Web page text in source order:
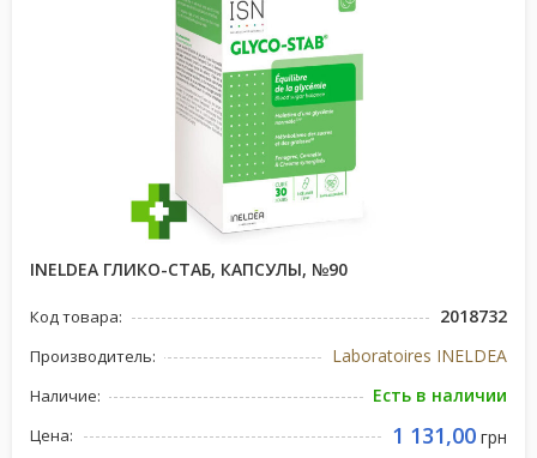
INELDEA ГЛИКО-СТАБ, КАПСУЛЫ, №90
Код товара: 2018732
Производитель: Laboratoires INELDEA
Наличие: Есть в наличии
Цена: 1 131,00 грн